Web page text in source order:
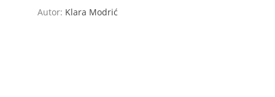
Autor: Klara Modrić